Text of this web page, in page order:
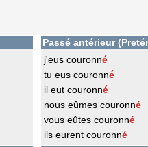
Passé antérieur
j'eus couronné
tu eus couronné
il eut couronné
nous eûmes couronné
vous eûtes couronné
ils eurent couronné